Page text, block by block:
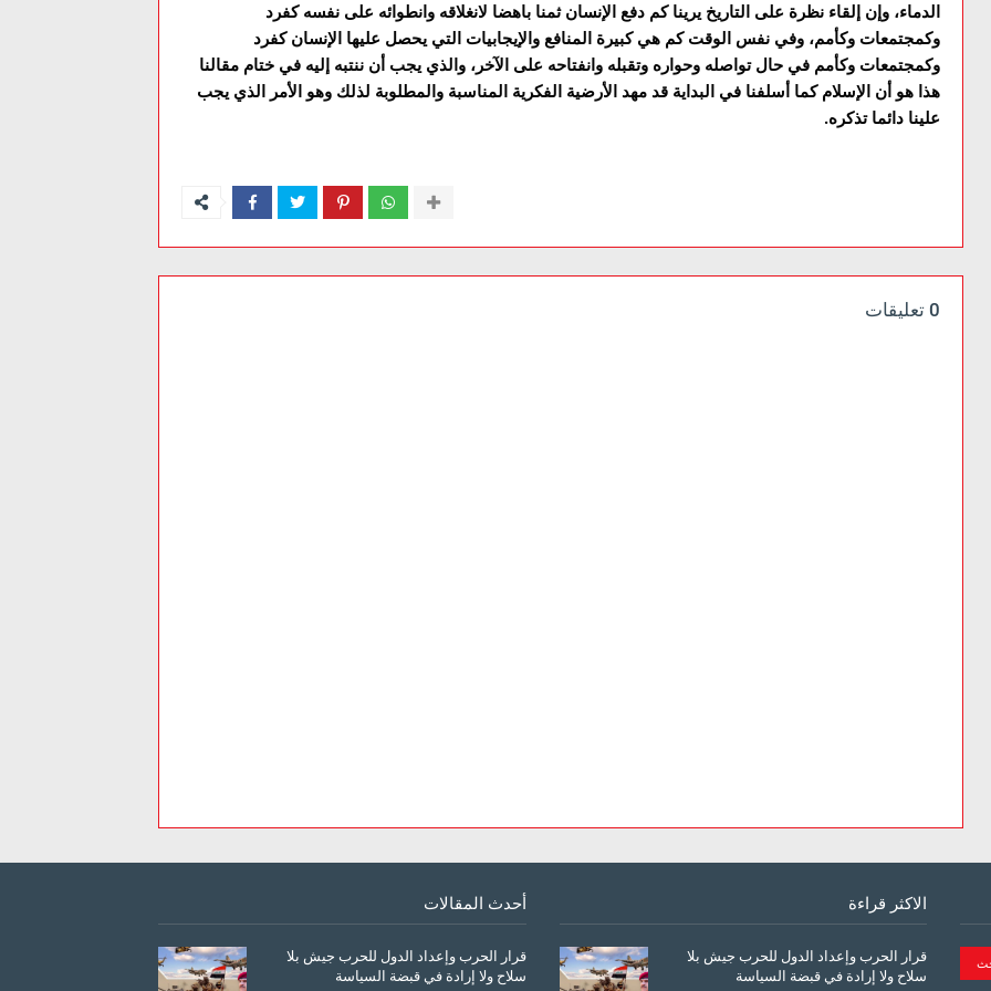
الدماء، وإن إلقاء نظرة على التاريخ يرينا کم دفع الإنسان ثمنا باهضا لانغلاقه وانطوائه على نفسه کفرد
وکمجتمعات وکأمم، وفي نفس الوقت کم هي کبيرة المنافع والإيجابيات التي يحصل عليها الإنسان کفرد
وکمجتمعات وکأمم في حال تواصله وحواره وتقبله وانفتاحه على الآخر، والذي يجب أن ننتبه إليه في ختام مقالنا
هذا هو أن الإسلام کما أسلفنا في البداية قد مهد الأرضية الفکرية المناسبة والمطلوبة لذلك وهو الأمر الذي يجب
علينا دائما تذکره.
0 تعليقات
الاكثر قراءة
قرار الحرب وإعداد الدول للحرب جيش بلا
سلاح ولا إرادة في قبضة السياسة
أحدث المقالات
قرار الحرب وإعداد الدول للحرب جيش بلا
سلاح ولا إرادة في قبضة السياسة